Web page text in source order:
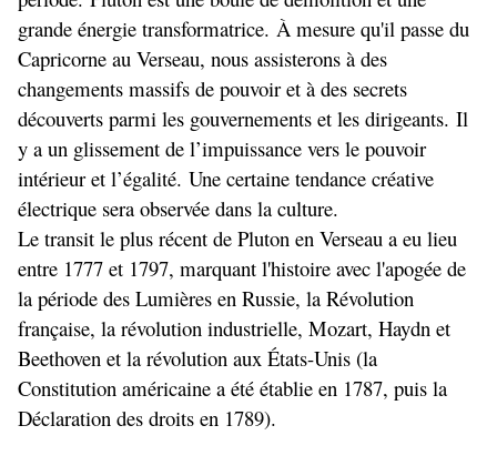
grande énergie transformatrice. À mesure qu'il passe du
Capricorne au Verseau, nous assisterons à des
changements massifs de pouvoir et à des secrets
découverts parmi les gouvernements et les dirigeants. Il
y a un glissement de l’impuissance vers le pouvoir
intérieur et l’égalité. Une certaine tendance créative
électrique sera observée dans la culture.
Le transit le plus récent de Pluton en Verseau a eu lieu
entre 1777 et 1797, marquant l'histoire avec l'apogée de
la période des Lumières en Russie, la Révolution
française, la révolution industrielle, Mozart, Haydn et
Beethoven et la révolution aux États-Unis (la
Constitution américaine a été établie en 1787, puis la
Déclaration des droits en 1789).